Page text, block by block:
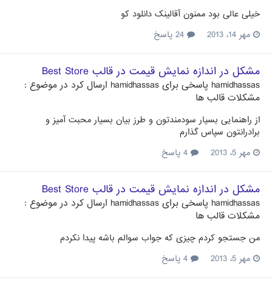
خیلی عالی بود ممنون آقالینک دانلود کو
مهر 14، 2013
مشکل در اندازه نمایش قیمت در قالب Best Store
hamidhassas پاسخی برای hamidhassas ارسال کرد در موضوع :
مشکلات قالب ها
از راهنمایی بسیار سودمندتون و طرز بیان بسیار محبت آمیز و
برادرانتون سپاس گذارم
مهر 5، 2013
مشکل در اندازه نمایش قیمت در قالب Best Store
hamidhassas پاسخی برای hamidhassas ارسال کرد در موضوع :
مشکلات قالب ها
من جستجو کردم چیزی که جواب سوالم باشه پیدا نکردم
مهر 5، 2013